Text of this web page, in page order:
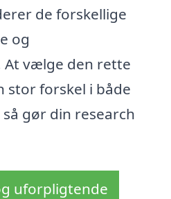
de forskellige
og
At vælge den rette
stor forskel i både
gør din research
uforpligtende